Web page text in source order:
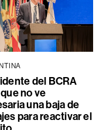
del BCRA
no ve
una baja de
para reactivar el